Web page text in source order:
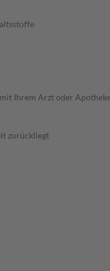
Ihrem Arzt oder
zurückliegt